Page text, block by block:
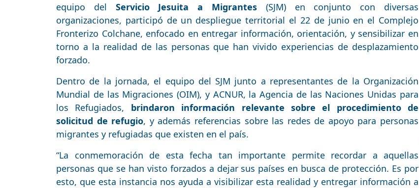
equipo del Servicio Jesuita a Migrantes (SJM) en conjunto con diversas
organizaciones, participó de un despliegue territorial el 22 de junio en el Complejo
Fronterizo Colchane, enfocado en entregar información, orientación, y sensibilizar en
torno a la realidad de las personas que han vivido experiencias de desplazamiento
forzado.
Dentro de la jornada, el equipo del SJM junto a representantes de la Organización
Mundial de las Migraciones (OIM), y ACNUR, la Agencia de las Naciones Unidas para
los Refugiados, brindaron información relevante sobre el procedimiento de
solicitud de refugio, y además referencias sobre las redes de apoyo para personas
migrantes y refugiadas que existen en el país.
“La conmemoración de esta fecha tan importante permite recordar a aquellas
personas que se han visto forzados a dejar sus países en busca de protección. Es por
esto, que esta instancia nos ayuda a visibilizar esta realidad y entregar información a